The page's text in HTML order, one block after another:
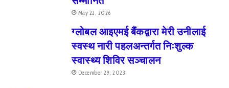
May 22, 2026
ग्लोबल आइएमई बैंकद्वारा मेरी उनीलाई
स्वस्थ नारी पहलअन्तर्गत निःशुल्क
स्वास्थ्य शिविर सञ्चालन
December 29, 2023